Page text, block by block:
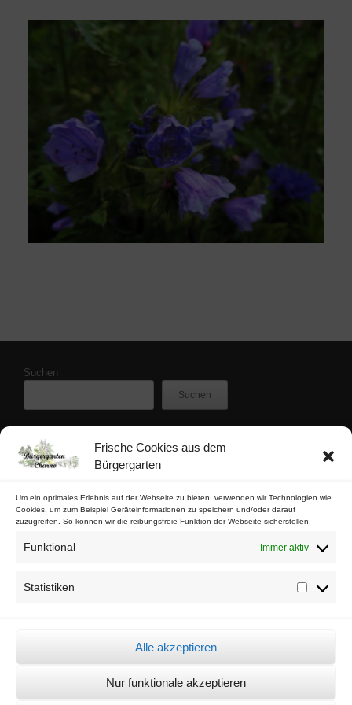
Frische Cookies aus dem
Bürgergarten
Um ein optimales Erlebnis auf der Webseite zu bieten, verwenden wir Technologien wie
Cookies, um zum Beispiel Geräteinformationen zu speichern und/oder darauf
zuzugreifen. So können wir die reibungsfreie Funktion der Webseite sicherstellen.
Funktional Immer aktiv
Statistiken
Alle akzeptieren
Nur funktionale akzeptieren
Suchen
Suchen
Zuletzt veröffentlicht
Buschfunk-Rezensionen: Gartenkrimis von Maren Gießwald
Buschfunk-Rezensionen: Gartenkrimis von Martina Parker
Buschfunk-Rezensionen: Schrebergartenkrimis von Mona Nikolay
Tschaabgsi-Körbchen